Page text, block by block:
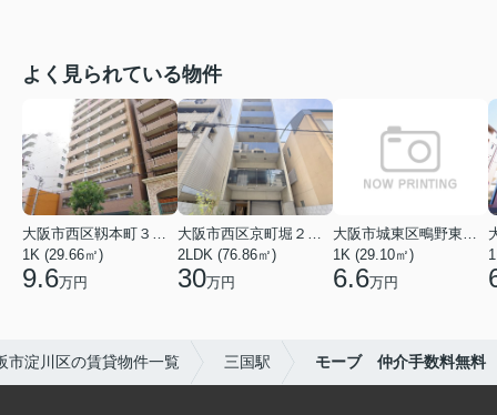
よく見られている物件
大阪市西区靱本町３丁目
1K (29.66㎡)
9.6万円
大阪市西区京町堀２丁目
2LDK (76.86㎡)
30万円
大阪市城東区鴫野東３丁目
1K (29.10㎡)
6.6万円
市淀川区の賃貸物件一覧 三国駅 モーブ 仲介手数料無料